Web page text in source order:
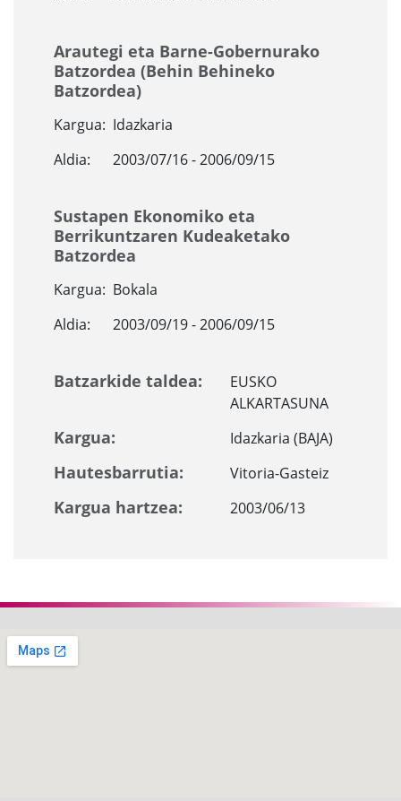
Arautegi eta Barne-Gobernurako
Batzordea (Behin Behineko
Batzordea)
Kargua: Idazkaria
Aldia:
2003/07/16 - 2006/09/15
Sustapen Ekonomiko eta
Berrikuntzaren Kudeaketako
Batzordea
Kargua: Bokala
Aldia:
2003/09/19 - 2006/09/15
Batzarkide taldea:
EUSKO
ALKARTASUNA
Kargua: Idazkaria (BAJA)
Hautesbarrutia: Vitoria-Gasteiz
Kargua hartzea: 2003/06/13